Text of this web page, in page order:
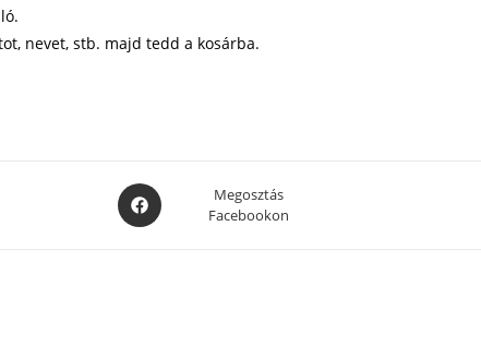
nevet, stb. majd tedd a kosárba.
Opens
in
Megosztás
Facebookon